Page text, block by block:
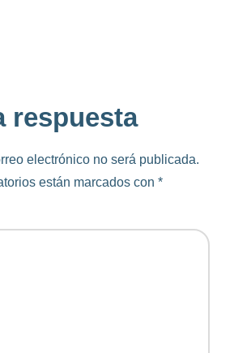
respuesta
electrónico no será publicada.
están marcados con *